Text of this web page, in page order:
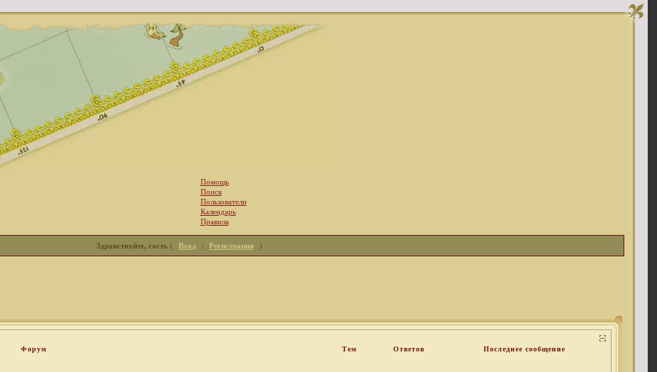
Помощь
Поиск
Пользователи
Календарь
Правила
Здравствуйте, гость ( Вход | Регистрация )
Форум Тем Ответов Последнее сообщение